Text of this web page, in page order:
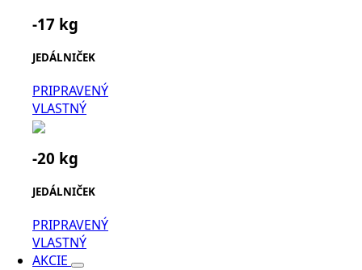
-17 kg
JEDÁLNIČEK
PRIPRAVENÝ
VLASTNÝ
-20 kg
JEDÁLNIČEK
PRIPRAVENÝ
VLASTNÝ
AKCIE